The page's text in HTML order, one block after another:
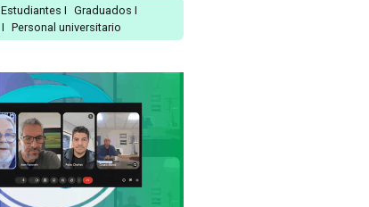
Estudiantes I Graduados I
I Personal universitario